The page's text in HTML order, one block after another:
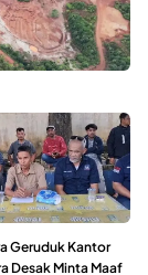
Usai Revisi
Geruduk Kantor
Desak Minta Maaf